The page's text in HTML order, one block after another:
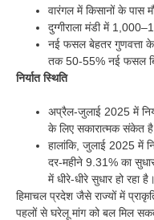
वारंगल में किसानों के पास
दुग्गीराला मंडी में
नई फसल बेहतर गुणवत्ता के
तक 50-55% नई फसल
निर्यात स्थिति
अप्रैल-जुलाई 2025 में
के लिए सकारात्मक संकेत
हालांकि, जुलाई 2025 में
दर-महीने 9.31% का
में धीरे-धीरे सुधार हो रहा है।
हिमाचल प्रदेश जैसे राज्यों में
पहलों से घरेलू मांग को बल मिल